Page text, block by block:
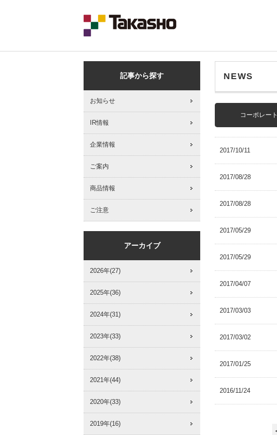
NEWS
コーポレート
2017/10/11
2017/08/28
2017/08/28
2017/05/29
2017/05/29
2017/04/07
2017/03/03
2017/03/02
2017/01/25
2016/11/24
記事から探す
お知らせ
IR情報
企業情報
ご案内
商品情報
ご注意
アーカイブ
2026年(27)
2025年(36)
2024年(31)
2023年(33)
2022年(38)
2021年(44)
2020年(33)
2019年(16)